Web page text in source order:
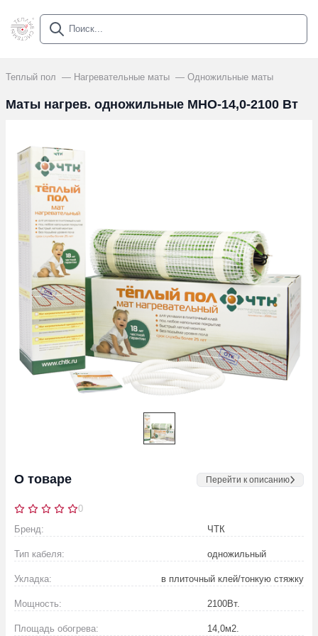
Теплый пол Нагревательные маты Одножильные маты
Маты нагрев. одножильные МНО-14,0-2100 Вт
О товаре Перейти к описанию
0
Бренд:
ЧТК
Тип кабеля: одножильный
Укладка: в плиточный клей/тонкую стяжку
Мощность: 2100Вт.
Площадь обогрева: 14,0м2.